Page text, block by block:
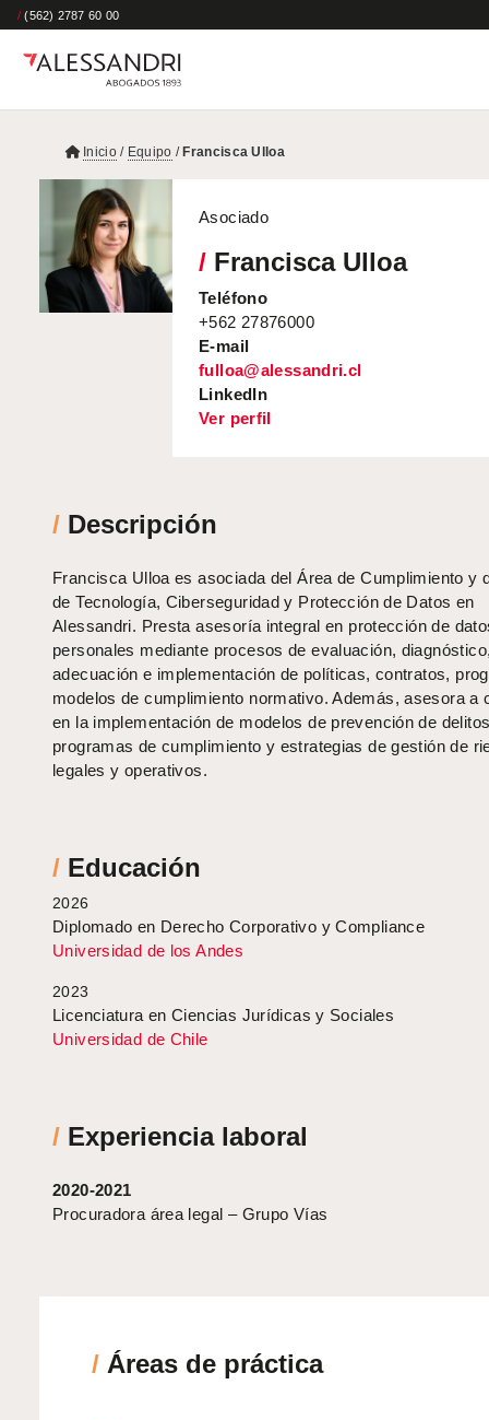
/ (562) 2787 60 00
Inicio/ Equipo / Francisca Ulloa
Asociado
/ Francisca Ulloa
Teléfono
+562 27876000
E-mail
fulloa@alessandri.cl
LinkedIn
Ver perfil
/ Descripción
Francisca Ulloa es asociada del Área de Cumplimiento y
de Tecnología, Ciberseguridad y Protección de Datos en
Alessandri. Presta asesoría integral en protección de
personales mediante procesos de evaluación,
adecuación e implementación de políticas, contratos,
modelos de cumplimiento normativo. Además, asesora a
en la implementación de modelos de prevención de
programas de cumplimiento y estrategias de gestión de
legales y operativos.
/ Educación
2026
Diplomado en Derecho Corporativo y Compliance
Universidad de los Andes
2023
Licenciatura en Ciencias Jurídicas y Sociales
Universidad de Chile
/ Experiencia laboral
2020-2021
Procuradora área legal – Grupo Vías
/ Áreas de práctica